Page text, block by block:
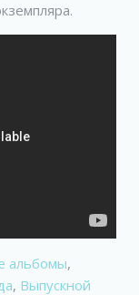
альбомы,
, Выпускной